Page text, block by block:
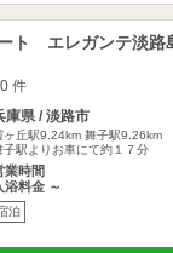
エレガンテ淡路
件
庫県 / 淡路市
ヶ丘駅9.24km 舞子駅9.26km
子駅よりお車にて約１７分
業時間
浴料金 ～
泊